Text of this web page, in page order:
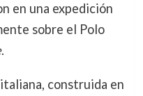
en una expedición
sobre el Polo
.
construida en